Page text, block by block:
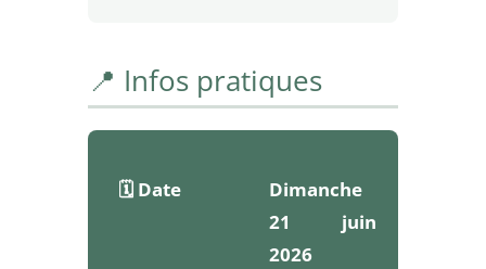
📍 Infos pratiques
🗓️ Date
Dimanche
21 juin
2026